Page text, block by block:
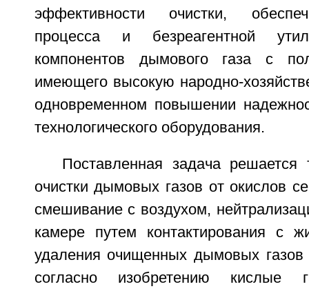
эффективности очистки,
процесса и безреагентной
компонентов дымового газа с
имеющего высокую народно-
одновременном повышении
технологического оборудования.
Поставленная задача
очистки дымовых газов от окислов
смешивание с воздухом,
камере путем контактирования с
удаления очищенных дымовых газов
согласно изобретению кислые